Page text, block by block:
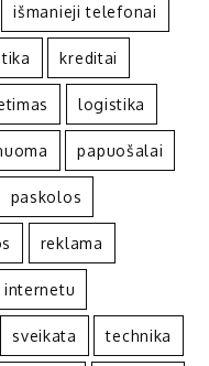
išmanieji telefonai
kreditai
logistika
papuošalai
paskolos
reklama
internetu
sveikata technika